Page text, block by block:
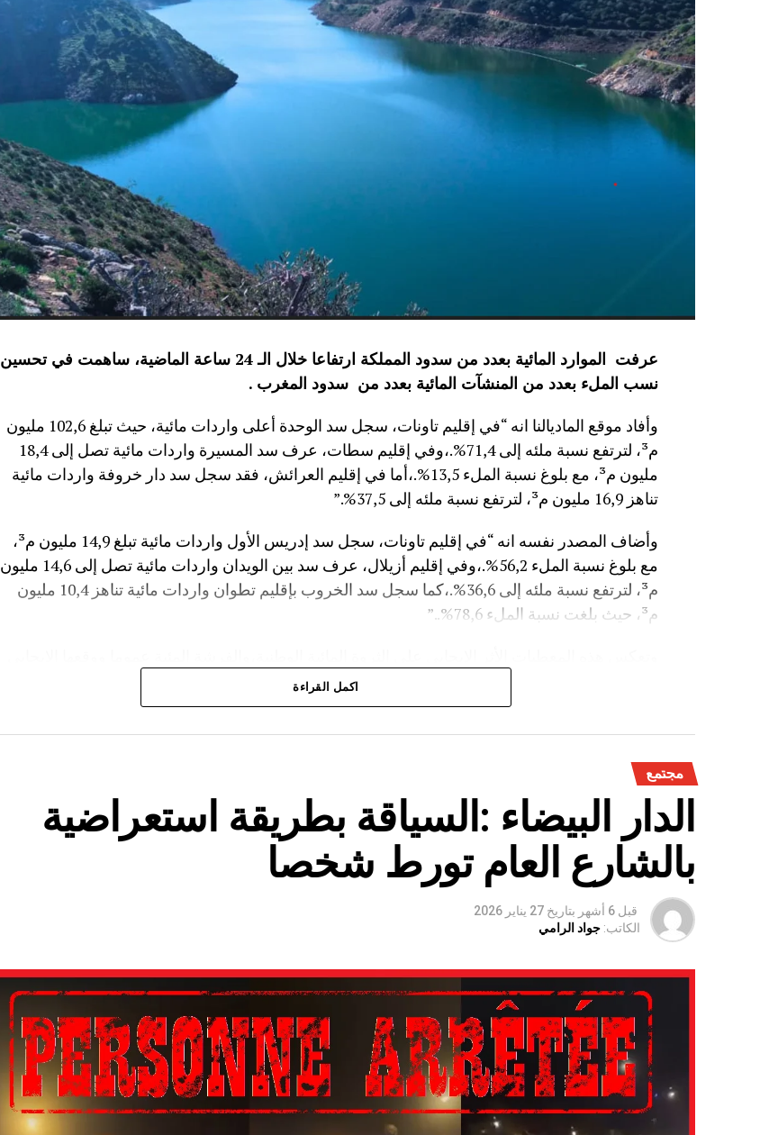
عرفت الموارد المائية بعدد من سدود المملكة ارتفاعا خلال الـ 24 ساعة الماضية، ساهمت في تحسين
نسب الملء بعدد من المنشآت المائية بعدد من سدود المغرب .
وأفاد موقع الماديالنا انه “في إقليم تاونات، سجل سد الوحدة أعلى واردات مائية، حيث تبلغ 102,6 مليون
م³، لترتفع نسبة ملئه إلى 71,4%.،وفي إقليم سطات، عرف سد المسيرة واردات مائية تصل إلى 18,4
مليون م³، مع بلوغ نسبة الملء 13,5%.،أما في إقليم العرائش، فقد سجل سد دار خروفة واردات مائية
تناهز 16,9 مليون م³، لترتفع نسبة ملئه إلى 37,5%.”
وأضاف المصدر نفسه انه “في إقليم تاونات، سجل سد إدريس الأول واردات مائية تبلغ 14,9 مليون م³،
مع بلوغ نسبة الملء 56,2%.،وفي إقليم أزيلال، عرف سد بين الويدان واردات مائية تصل إلى 14,6 مليون
م³، لترتفع نسبة ملئه إلى 36,6%.،كما سجل سد الخروب بإقليم تطوان واردات مائية تناهز 10,4 مليون
م³، حيث بلغت نسبة الملء 78,6%..”
اكمل القراءة
مجتمع
الدار البيضاء :السياقة بطريقة استعراضية
بالشارع العام تورط شخصا
قبل 6 أشهر بتاريخ 27 يناير 2026
الكاتب: جواد الرامي